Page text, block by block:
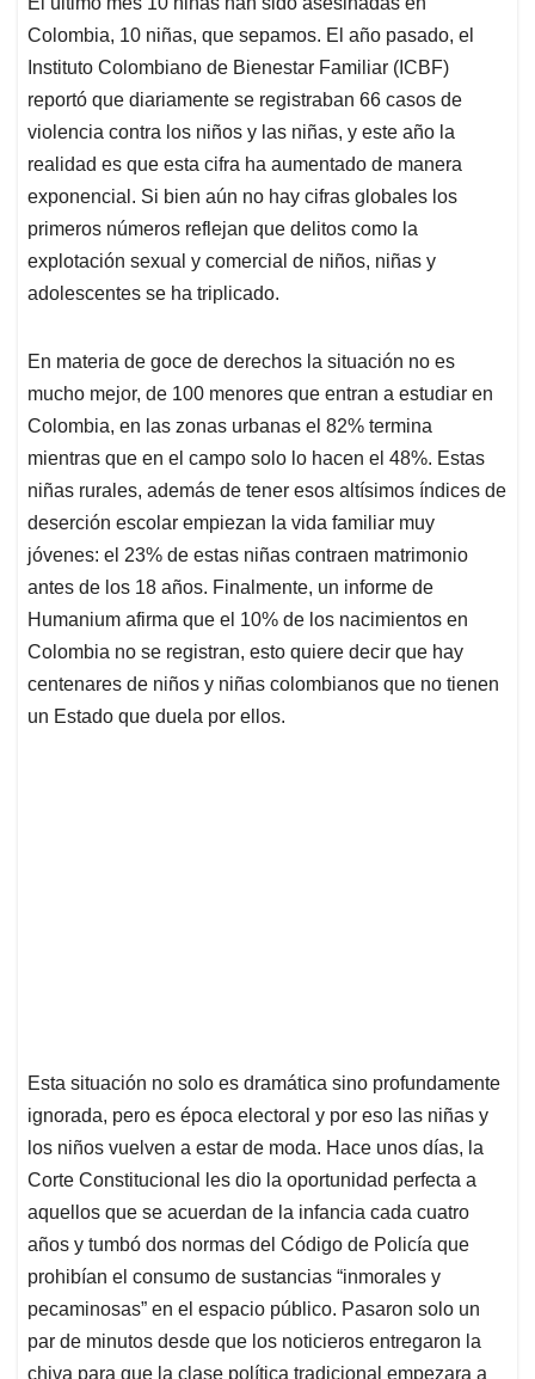
s
A
p
p
b
o
o
k
e
d
I
n
l
a
d
s
Colombia, 10 niñas, que sepamos. El año pasado, el
Instituto Colombiano de Bienestar Familiar (ICBF)
reportó que diariamente se registraban 66 casos de
violencia contra los niños y las niñas, y este año la
realidad es que esta cifra ha aumentado de manera
exponencial. Si bien aún no hay cifras globales los
primeros números reflejan que delitos como la
explotación sexual y comercial de niños, niñas y
adolescentes se ha triplicado.
En materia de goce de derechos la situación no es
mucho mejor, de 100 menores que entran a estudiar en
Colombia, en las zonas urbanas el 82% termina
mientras que en el campo solo lo hacen el 48%. Estas
niñas rurales, además de tener esos altísimos índices de
deserción escolar empiezan la vida familiar muy
jóvenes: el 23% de estas niñas contraen matrimonio
antes de los 18 años. Finalmente, un informe de
Humanium afirma que el 10% de los nacimientos en
Colombia no se registran, esto quiere decir que hay
centenares de niños y niñas colombianos que no tienen
un Estado que duela por ellos.
Esta situación no solo es dramática sino profundamente
ignorada, pero es época electoral y por eso las niñas y
los niños vuelven a estar de moda. Hace unos días, la
Corte Constitucional les dio la oportunidad perfecta a
aquellos que se acuerdan de la infancia cada cuatro
años y tumbó dos normas del Código de Policía que
prohibían el consumo de sustancias “inmorales y
pecaminosas” en el espacio público. Pasaron solo un
par de minutos desde que los noticieros entregaron la
chiva para que la clase política tradicional empezara a